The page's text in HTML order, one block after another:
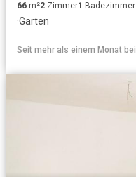
66 m²2 Zimmer1 Badezimmer
·Garten
Seit mehr als einem Monat bei